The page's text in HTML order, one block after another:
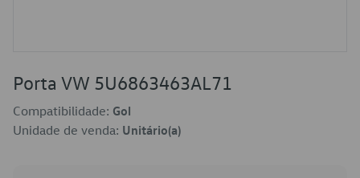
Porta VW 5U6863463AL71
Compatibilidade: Gol
Unidade de venda: Unitário(a)